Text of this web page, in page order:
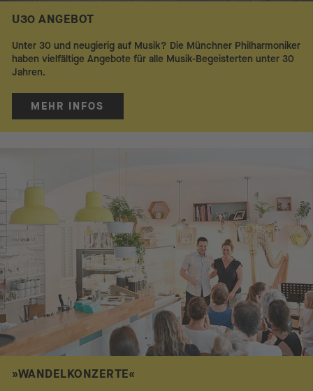
U30 ANGEBOT
Unter 30 und neugierig auf Musik? Die Münchner Philharmoniker
haben vielfältige Angebote für alle Musik-Begeisterten unter 30
Jahren.
MEHR INFOS
»WANDELKONZERTE«